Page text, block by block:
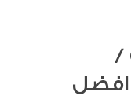
/
رقم افضل